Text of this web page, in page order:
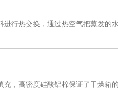
行热交换，通过热空气把蒸发的
，高密度硅酸铝棉保证了干燥箱